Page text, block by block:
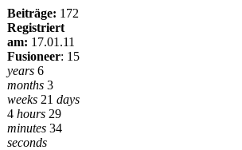
Beiträge: 172
Registriert
am: 17.01.11
Fusioneer: 15
years 6
months 3
weeks 21 days
4 hours 29
minutes 34
seconds